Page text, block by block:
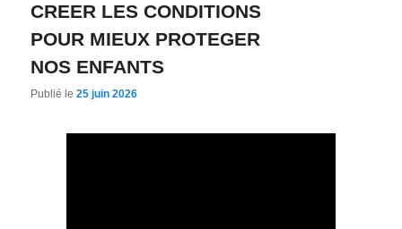
CREER LES CONDITIONS
POUR MIEUX PROTEGER
NOS ENFANTS
Publié le25 juin 2026